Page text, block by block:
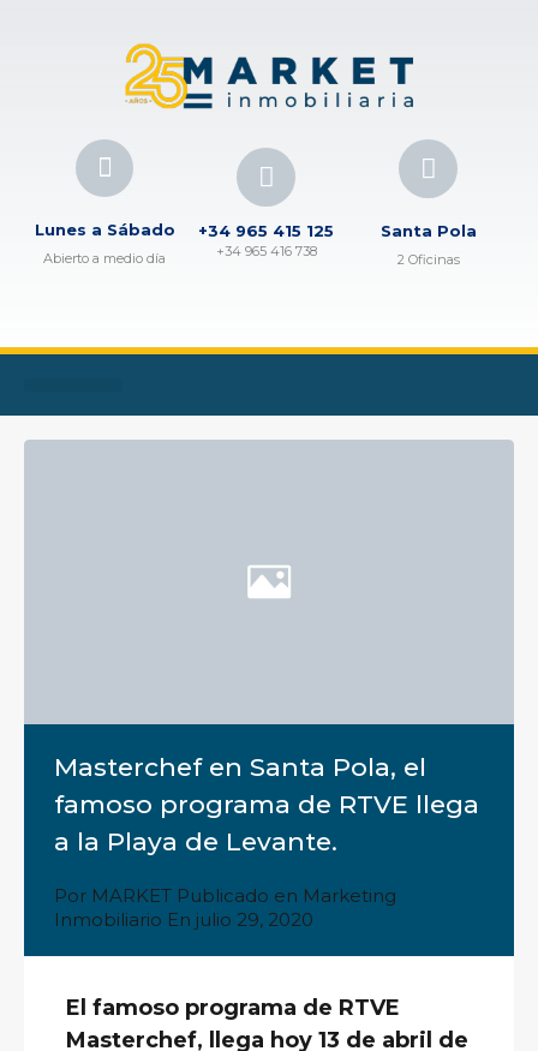
Lunes a Sábado
Abierto a medio día
+34 965 415 125
+34 965 416 738
Santa Pola
2 Oficinas
Masterchef en Santa Pola, el
famoso programa de RTVE llega
a la Playa de Levante.
Por MARKET Publicado en Marketing
Inmobiliario En julio 29, 2020
El famoso programa de RTVE
Masterchef, llega hoy 13 de abril de